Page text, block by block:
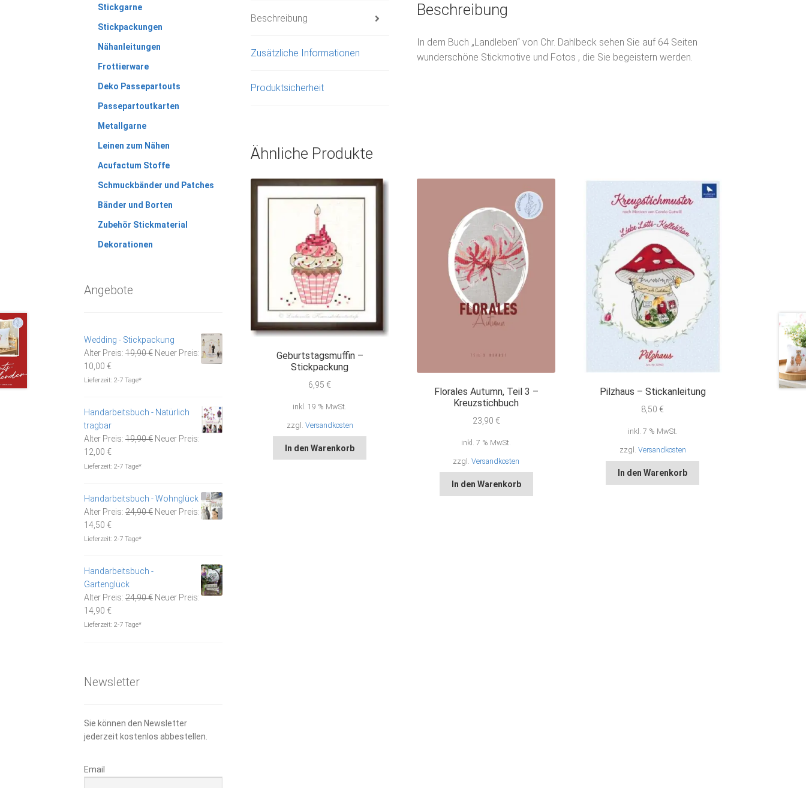
Beschreibung
Zusätzliche Informationen
Produktsicherheit
Beschreibung
In dem Buch „Landleben“ von Chr. Dahlbeck sehen Sie auf 64 Seiten
wunderschöne Stickmotive und Fotos , die Sie begeistern werden.
Ähnliche Produkte
Geburtstagsmuffin –
Stickpackung
6,95 €
inkl. 19 % MwSt.
zzgl. Versandkosten
In den Warenkorb
Florales Autumn, Teil 3 –
Kreuzstichbuch
23,90 €
inkl. 7 % MwSt.
zzgl.Versandkosten
In den Warenkorb
Pilzhaus – Stickanleitung
8,50 €
inkl. 7 % MwSt.
zzgl. Versandkosten
In den Warenkorb
Stickgarne
Stickpackungen
Nähanleitungen
Frottierware
Deko Passepartouts
Passepartoutkarten
Metallgarne
Leinen zum Nähen
Acufactum Stoffe
Schmuckbänder und Patches
Bänder und Borten
Zubehör Stickmaterial
Dekorationen
Angebote
Wedding - Stickpackung
Alter Preis: 19,90€ Ursprünglicher
Neuer Preis:
10,00 €Aktueller
Preis
Lieferzeit:2-7 Tage*
Handarbeitsbuch - Natürlich
tragbar
Alter Preis: 19,90€ Ursprünglicher
Neuer Preis:
12,00 €Aktueller
Preis
Lieferzeit:2-7 Tage*
Handarbeitsbuch - Wohnglück
Alter Preis: 24,90€ Ursprünglicher
Neuer Preis:
14,50 €Aktueller
Preis
Lieferzeit:2-7 Tage*
Handarbeitsbuch -
Gartenglück
Alter Preis: 24,90€ Ursprünglicher
Neuer Preis:
14,90 €Aktueller
Preis
Lieferzeit:2-7 Tage*
Newsletter
Sie können den Newsletter
jederzeit kostenlos abbestellen.
Email